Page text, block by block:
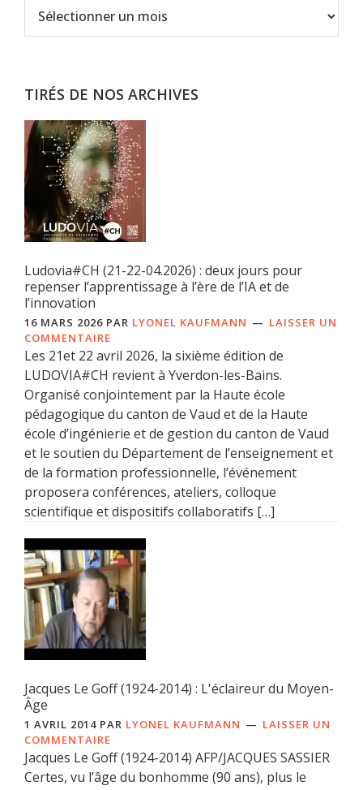
TIRÉS DE NOS ARCHIVES
Ludovia#CH (21-22-04.2026) : deux jours pour
repenser l’apprentissage à l’ère de l’IA et de
l’innovation
16 MARS 2026 PAR LYONEL KAUFMANN
LAISSER UN
COMMENTAIRE
Les 21et 22 avril 2026, la sixième édition de
LUDOVIA#CH revient à Yverdon-les-Bains.
Organisé conjointement par la Haute école
pédagogique du canton de Vaud et de la Haute
école d’ingénierie et de gestion du canton de Vaud
et le soutien du Département de l’enseignement et
de la formation professionnelle, l’événement
proposera conférences, ateliers, colloque
scientifique et dispositifs collaboratifs […]
Jacques Le Goff (1924-2014) : L'éclaireur du Moyen-
Âge
1 AVRIL 2014 PAR LYONEL KAUFMANN
LAISSER UN
COMMENTAIRE
Jacques Le Goff (1924-2014) AFP/JACQUES SASSIER
Certes, vu l’âge du bonhomme (90 ans), plus le